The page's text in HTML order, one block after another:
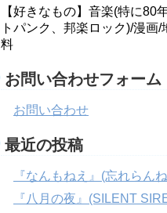
【好きなもの】音楽(特に80
トパンク、邦楽ロック)/漫画/
料
お問い合わせフォーム
お問い合わせ
最近の投稿
『なんもねえ』(忘れらん
『八月の夜』(SILENT